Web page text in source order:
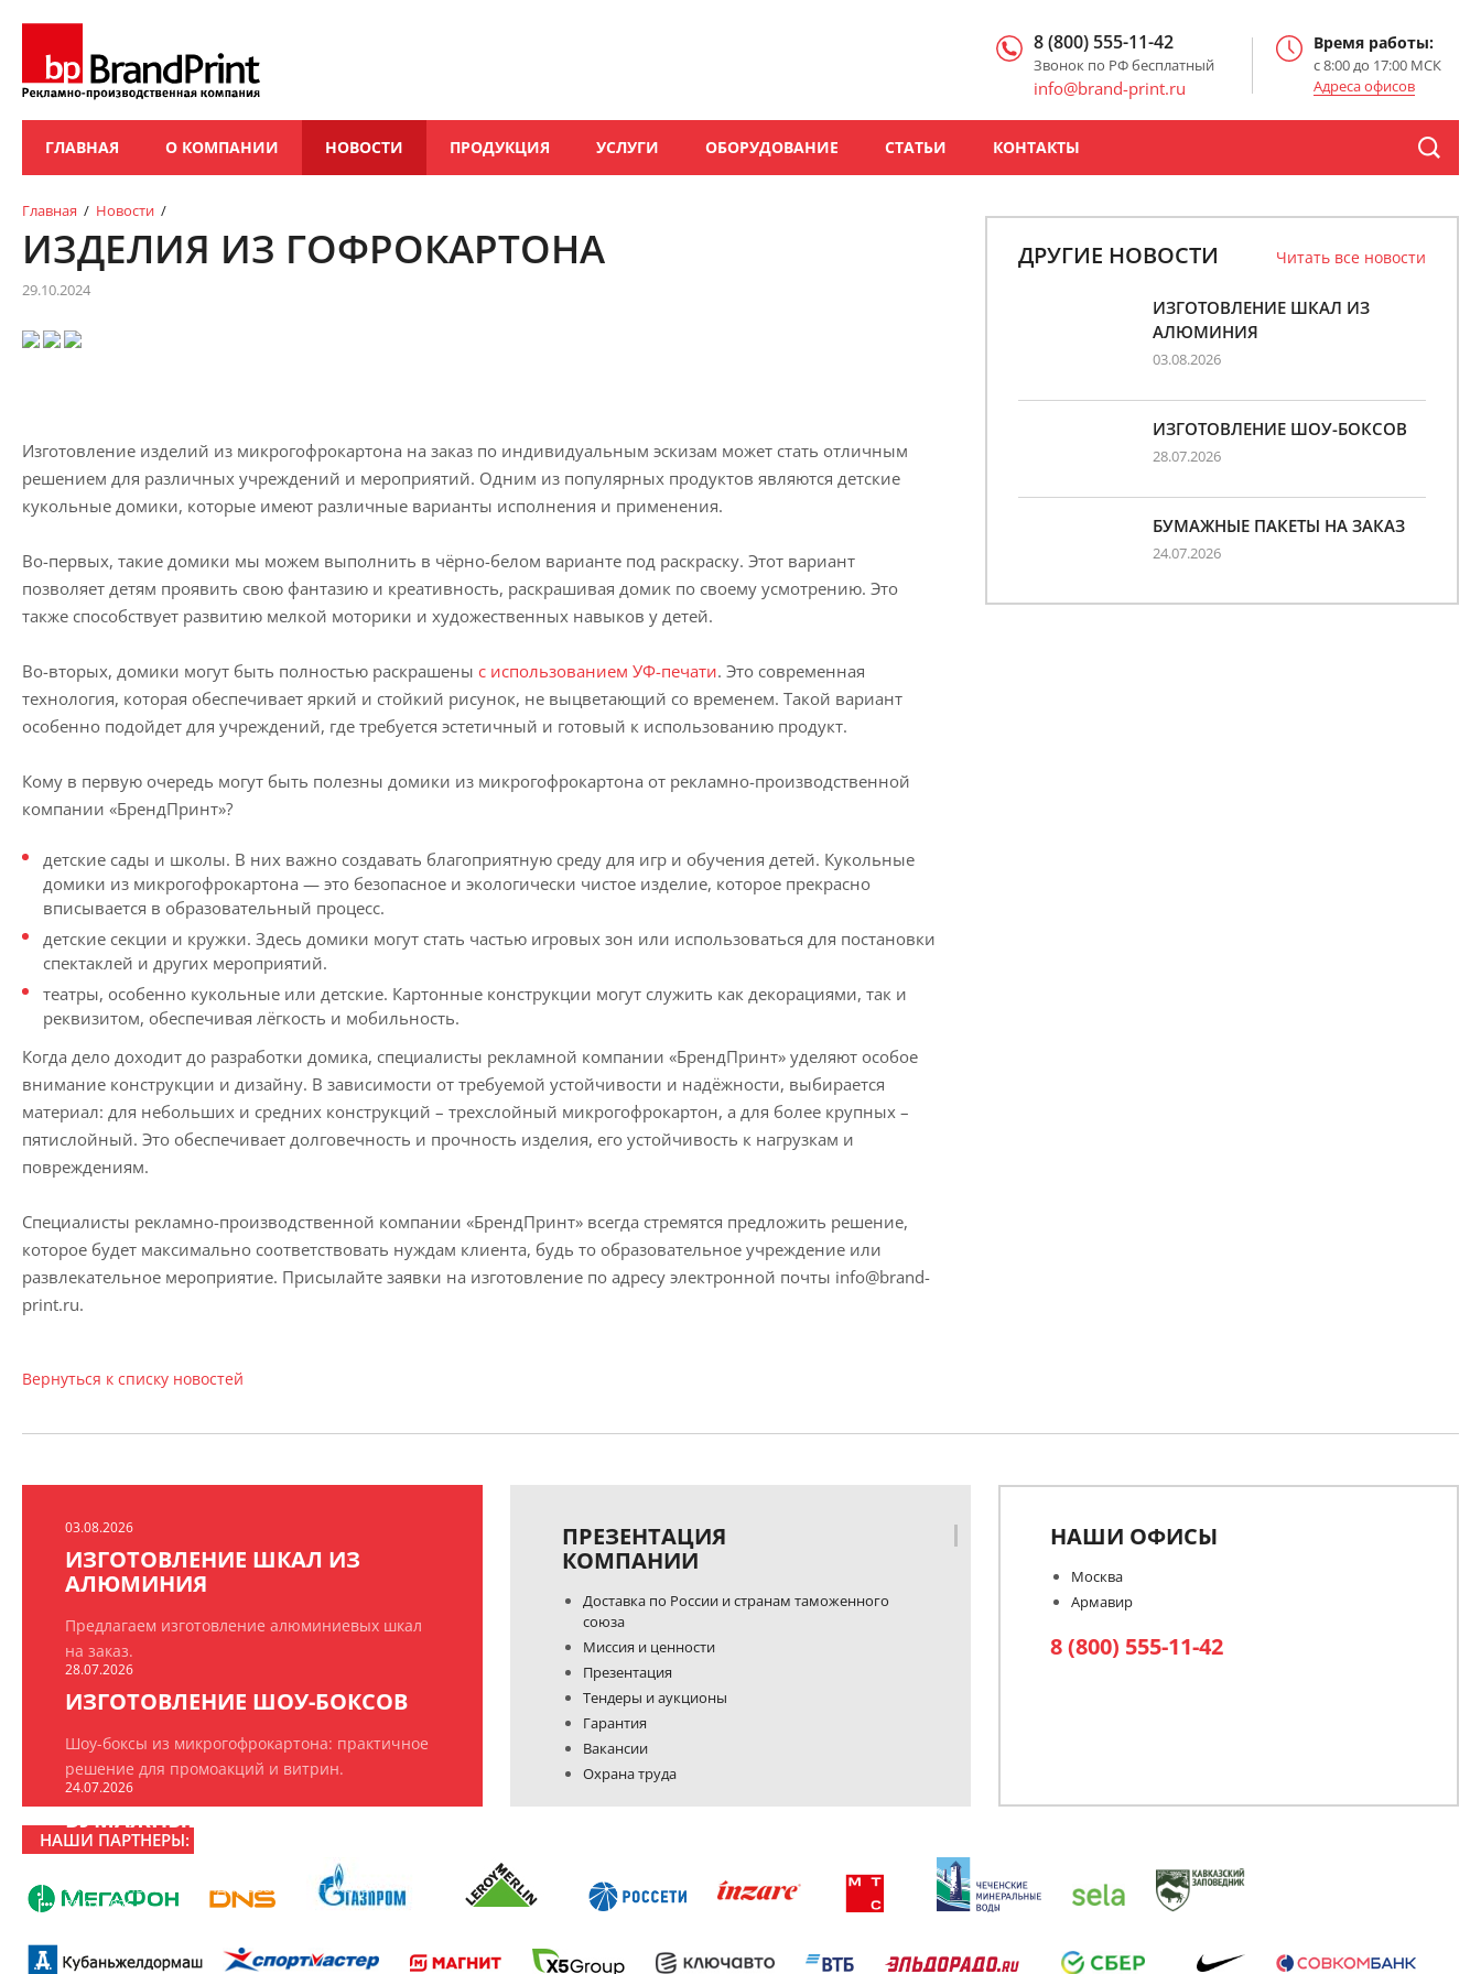
8 (800) 555-11-42
Звонок по РФ бесплатный
info@brand-print.ru
Время работы:
с 8:00 до 17:00 МСК
Адреса офисов
ГЛАВНАЯ О КОМПАНИИ НОВОСТИ ПРОДУКЦИЯ УСЛУГИ ОБОРУДОВАНИЕ СТАТЬИ КОНТАКТЫ
Главная / Новости /
ИЗДЕЛИЯ ИЗ ГОФРОКАРТОНА
29.10.2024
Изготовление изделий из микрогофрокартона на заказ по индивидуальным эскизам может стать отличным
решением для различных учреждений и мероприятий. Одним из популярных продуктов являются детские
кукольные домики, которые имеют различные варианты исполнения и применения.
Во-первых, такие домики мы можем выполнить в чёрно-белом варианте под раскраску. Этот вариант
позволяет детям проявить свою фантазию и креативность, раскрашивая домик по своему усмотрению. Это
также способствует развитию мелкой моторики и художественных навыков у детей.
Во-вторых, домики могут быть полностью раскрашены с использованием УФ-печати. Это современная
технология, которая обеспечивает яркий и стойкий рисунок, не выцветающий со временем. Такой вариант
особенно подойдет для учреждений, где требуется эстетичный и готовый к использованию продукт.
Кому в первую очередь могут быть полезны домики из микрогофрокартона от рекламно-производственной
компании «БрендПринт»?
детские сады и школы. В них важно создавать благоприятную среду для игр и обучения детей. Кукольные
домики из микрогофрокартона — это безопасное и экологически чистое изделие, которое прекрасно
вписывается в образовательный процесс.
детские секции и кружки. Здесь домики могут стать частью игровых зон или использоваться для постановки
спектаклей и других мероприятий.
театры, особенно кукольные или детские. Картонные конструкции могут служить как декорациями, так и
реквизитом, обеспечивая лёгкость и мобильность.
Когда дело доходит до разработки домика, специалисты рекламной компании «БрендПринт» уделяют особое
внимание конструкции и дизайну. В зависимости от требуемой устойчивости и надёжности, выбирается
материал: для небольших и средних конструкций – трехслойный микрогофрокартон, а для более крупных –
пятислойный. Это обеспечивает долговечность и прочность изделия, его устойчивость к нагрузкам и
повреждениям.
Специалисты рекламно-производственной компании «БрендПринт» всегда стремятся предложить решение,
которое будет максимально соответствовать нуждам клиента, будь то образовательное учреждение или
развлекательное мероприятие. Присылайте заявки на изготовление по адресу электронной почты info@brand-
print.ru.
Вернуться к списку новостей
ДРУГИЕ НОВОСТИ Читать все новости
ИЗГОТОВЛЕНИЕ ШКАЛ ИЗ
АЛЮМИНИЯ
03.08.2026
ИЗГОТОВЛЕНИЕ ШОУ-БОКСОВ
28.07.2026
БУМАЖНЫЕ ПАКЕТЫ НА ЗАКАЗ
24.07.2026
03.08.2026
ИЗГОТОВЛЕНИЕ ШКАЛ ИЗ
АЛЮМИНИЯ
Предлагаем изготовление алюминиевых шкал
на заказ.
28.07.2026
ИЗГОТОВЛЕНИЕ ШОУ-БОКСОВ
Шоу-боксы из микрогофрокартона: практичное
решение для промоакций и витрин.
24.07.2026
БУМАЖНЫЕ ПАКЕТЫ НА ЗАКАЗ
ООО «РПК «БрендПринт» изготавливает
эксклюзивные брендированные пакеты.
20.07.2026
ПРЕЗЕНТАЦИЯ
КОМПАНИИ
Доставка по России и странам таможенного
союза
Миссия и ценности
Презентация
Тендеры и аукционы
Гарантия
Вакансии
Охрана труда
НАШИ ОФИСЫ
Москва
Армавир
8 (800) 555-11-42
НАШИ ПАРТНЕРЫ: